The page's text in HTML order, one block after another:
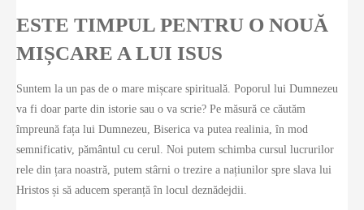
ESTE TIMPUL PENTRU O NOUĂ
MIȘCARE A LUI ISUS
Suntem la un pas de o mare mișcare spirituală. Poporul lui Dumnezeu
va fi doar parte din istorie sau o va scrie? Pe măsură ce căutăm
împreună fața lui Dumnezeu, Biserica va putea realinia, în mod
semnificativ, pământul cu cerul. Noi putem schimba cursul lucrurilor
rele din țara noastră, putem stârni o trezire a națiunilor spre slava lui
Hristos și să aducem speranță în locul deznădejdii.